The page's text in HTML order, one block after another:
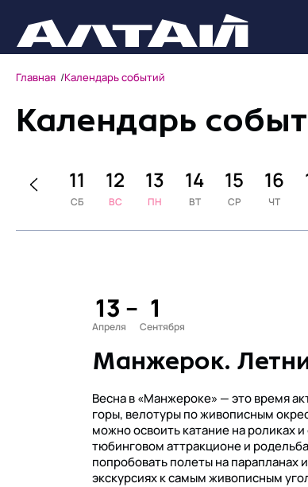
Главная Календарь событий
Календарь
10 11
СБ
12
ВС
13
ПН
14
ВТ
15
СР
16
ЧТ
13
Апреля
– 1
Сентября
Манжерок.
Весна в «Манжероке» — это время
горы, велотуры по живописным
можно освоить катание на роликах
тюбинговом аттракционе и
попробовать полеты на парапланах
экскурсиях к самым живописным